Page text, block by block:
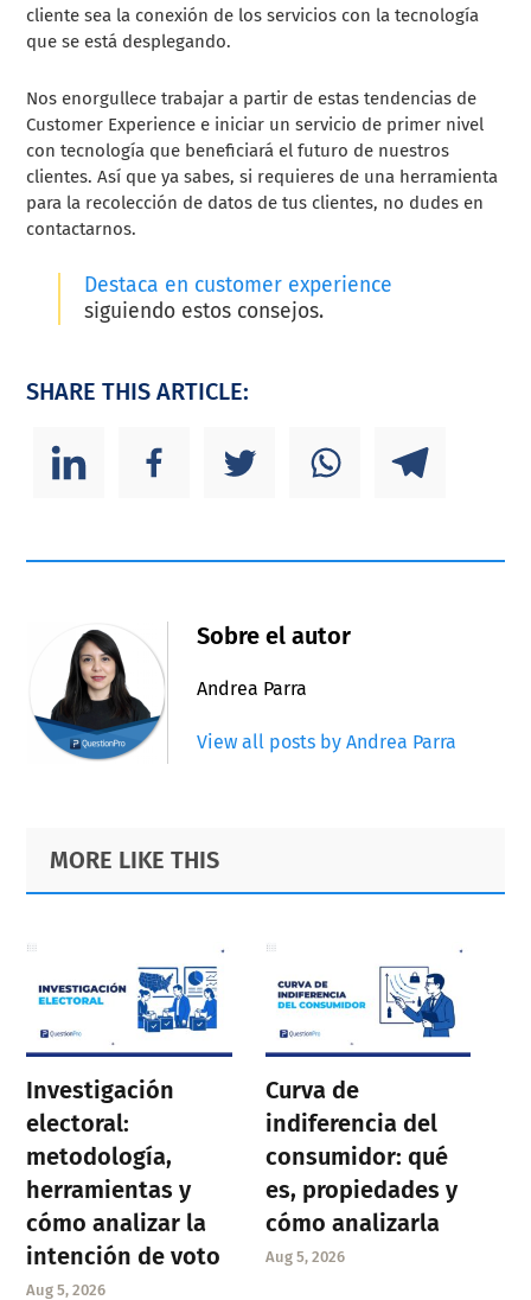
cliente sea la conexión de los servicios con la tecnología
que se está desplegando.
Nos enorgullece trabajar a partir de estas tendencias de
Customer Experience e iniciar un servicio de primer nivel
con tecnología que beneficiará el futuro de nuestros
clientes. Así que ya sabes, si requieres de una herramienta
para la recolección de datos de tus clientes, no dudes en
contactarnos.
Destaca en customer experience
siguiendo estos consejos.
SHARE THIS ARTICLE:
Sobre el autor
Andrea Parra
View all posts by Andrea Parra
Primary
Sidebar
Footer
MORE LIKE THIS
Investigación
electoral:
metodología,
herramientas y
cómo analizar la
intención de voto
Aug 5, 2026
Curva de
indiferencia del
consumidor: qué
es, propiedades y
cómo analizarla
Aug 5, 2026